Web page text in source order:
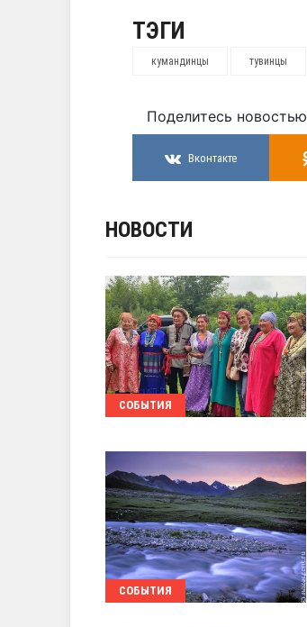
ТЭГИ
кумандинцы тувинцы
Поделитесь новостью
Вконтакте
НОВОСТИ
СОБЫТИЯ
СОБЫТИЯ